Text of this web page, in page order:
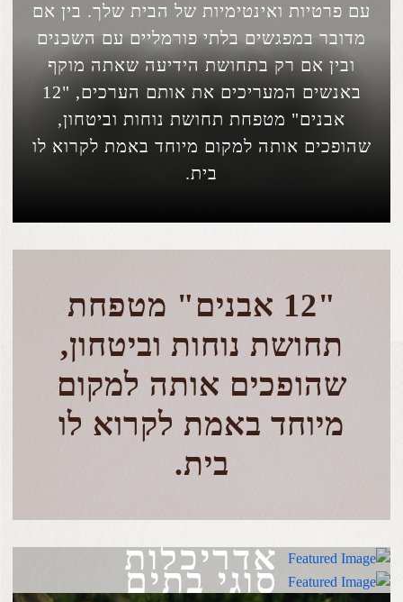
עם פרטיות ואינטימיות של הבית שלך. בין אם
מדובר במפגשים בלתי פורמליים עם השכנים
ובין אם רק בתחושת הידיעה שאתה מוקף
באנשים המעריכים את אותם הערכים, "12
אבנים" מטפחת תחושת נוחות וביטחון,
שהופכים אותה למקום מיוחד באמת לקרוא לו
בית.
"12 אבנים" מטפחת
תחושת נוחות וביטחון,
שהופכים אותה למקום
מיוחד באמת לקרוא לו
בית.
אדריכלות
סוגי בתים